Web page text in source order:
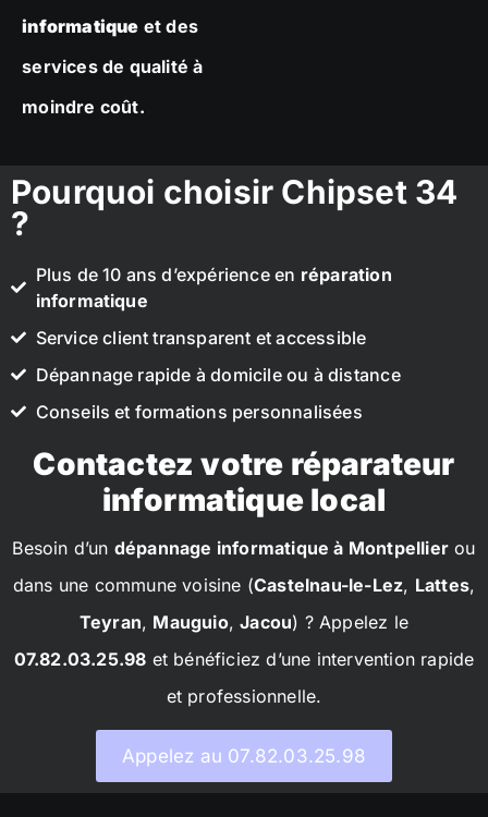
informatique et des
services de qualité à
moindre coût.
Pourquoi choisir Chipset 34
?
Plus de 10 ans d’expérience en réparation
informatique
Service client transparent et accessible
Dépannage rapide à domicile ou à distance
Conseils et formations personnalisées
Contactez votre réparateur
informatique local
Besoin d’un dépannage informatique à Montpellier ou
dans une commune voisine (Castelnau-le-Lez, Lattes,
Teyran, Mauguio,Jacou) ? Appelez le
07.82.03.25.98 et bénéficiez d’une intervention rapide
et professionnelle.
Appelez au 07.82.03.25.98